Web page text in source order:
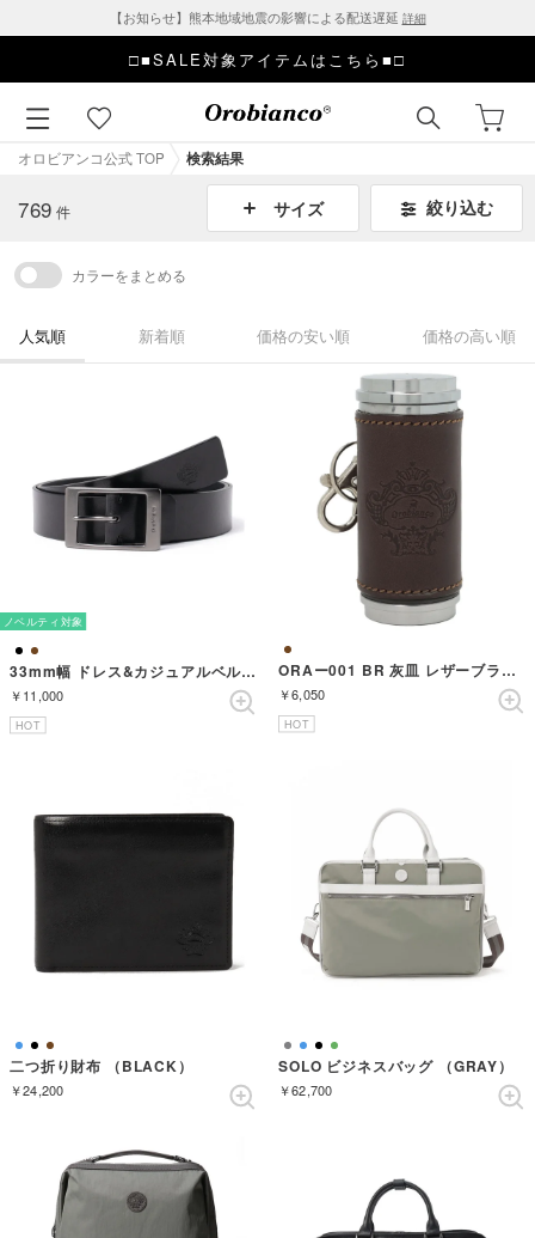
【お知らせ】熊本地域地震の影響による配送遅延 詳細
□■SALE対象アイテムはこちら■□
オロビアンコ公式 TOP 検索結果
769 件 サイズ 絞り込む
カラーをまとめる
人気順 新着順 価格の安い順 価格の高い順
ノベルティ対象
33mm幅 ドレス&カジュアルベルト （BLACK）
￥11,000
HOT
ORAー001 BR 灰皿 レザーブラウン （BROWN）
￥6,050
HOT
二つ折り財布 （BLACK）
￥24,200
SOLO ビジネスバッグ （GRAY）
￥62,700